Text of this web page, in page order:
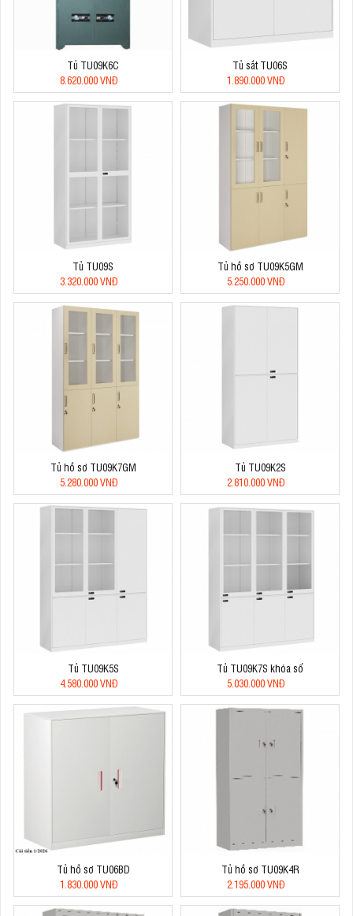
Tủ TU09K6C
8.620.000 VNĐ
Tủ sắt TU06S
1.890.000 VNĐ
Tủ TU09S
3.320.000 VNĐ
Tủ hồ sơ TU09K5GM
5.250.000 VNĐ
Tủ hồ sơ TU09K7GM
5.280.000 VNĐ
Tủ TU09K2S
2.810.000 VNĐ
Tủ TU09K5S
4.580.000 VNĐ
Tủ TU09K7S khóa số
5.030.000 VNĐ
Tủ hồ sơ TU06BD
1.830.000 VNĐ
Tủ hồ sơ TU09K4R
2.195.000 VNĐ